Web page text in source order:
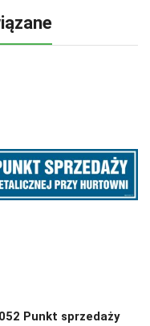
Punkt sprzedaży